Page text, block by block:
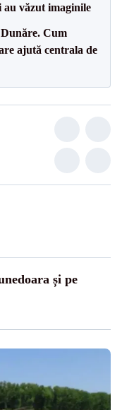
au văzut imaginile
Cum
ajută centrala de
și pe